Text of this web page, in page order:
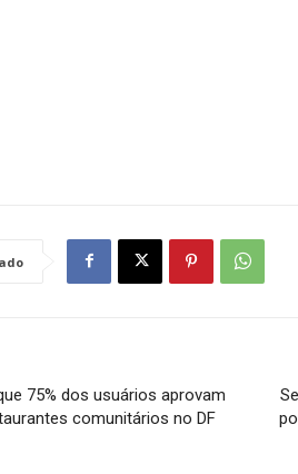
75% dos usuários aprovam
comunitários no DF